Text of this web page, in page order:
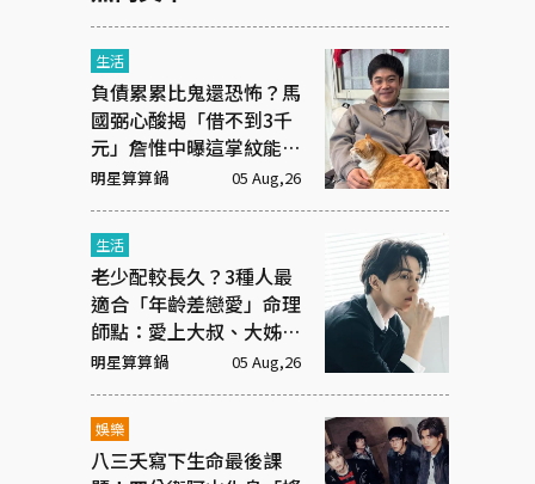
生活
負債累累比鬼還恐怖？馬
國弼心酸揭「借不到3千
元」詹惟中曝這掌紋能救
命！
明星算算鍋 05 Aug,26
生活
老少配較長久？3種人最
適合「年齡差戀愛」命理
師點：愛上大叔、大姊有
原因
明星算算鍋 05 Aug,26
娛樂
八三夭寫下生命最後課